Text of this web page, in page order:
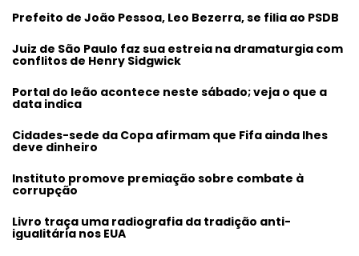
Prefeito de João Pessoa, Leo Bezerra, se filia ao PSDB
Juiz de São Paulo faz sua estreia na dramaturgia com
conflitos de Henry Sidgwick
Portal do leão acontece neste sábado; veja o que a
data indica
Cidades-sede da Copa afirmam que Fifa ainda lhes
deve dinheiro
Instituto promove premiação sobre combate à
corrupção
Livro traça uma radiografia da tradição anti-
igualitária nos EUA